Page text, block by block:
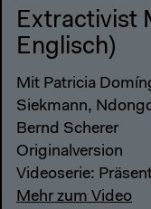
Extractivist
Englisch)
Mit Patricia
Siekmann,
Bernd Scherer
Originalversion
Videoserie:
Mehr zum Video